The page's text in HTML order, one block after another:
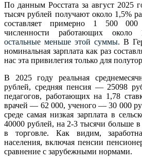
По данным Росстата за август 2025
тысяч рублей получают около 1,5%
составляет примерно 1 500
численности работающих около
остальные меньше этой суммы. В
номинальная зарплата как раз
нас эта привилегия только для
В 2025 году реальная
рублей, средняя пенсия — 25098
педагогов, работающих на 1,78
врачей — 62 000, ученого — 30 000
среде самая низкая зарплата в
40000 рублей, на 2-3 тысячи больше
в торговле. Как видим,
населения, включая пенсии
сравнение с зарубежными нормами.